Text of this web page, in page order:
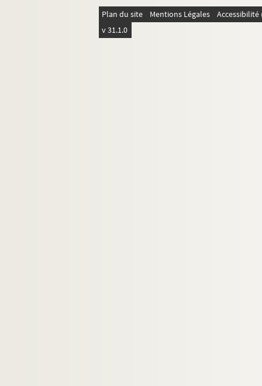
Plan du site Mentions Légales
v 31.1.0